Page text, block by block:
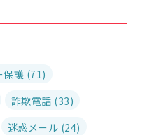
保護 (71)
詐欺電話 (33)
迷惑メール (24)